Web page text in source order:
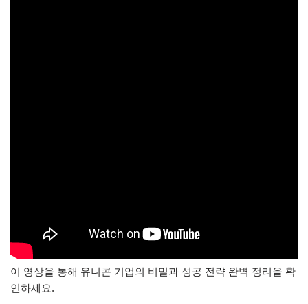
이 영상을 통해 유니콘 기업의 비밀과 성공 전략 완벽 정리을 확
인하세요.